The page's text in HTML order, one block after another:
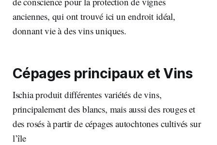
anciennes, qui ont trouvé ici un endroit idéal,
donnant vie à des vins uniques.
Cépages principaux et Vins
Ischia produit différentes variétés de vins,
principalement des blancs, mais aussi des rouges et
des rosés à partir de cépages autochtones cultivés sur
l’île